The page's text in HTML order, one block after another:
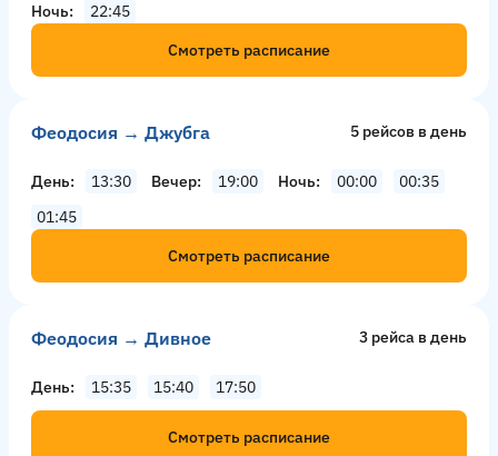
Ночь
22:45
Смотреть расписание
Феодосия → Джубга 5 рейсов в день
День 13:30 Вечер 19:00 Ночь 00:00
00:35
01:45
Смотреть расписание
Феодосия → Дивное 3 рейсa в день
День 15:35 15:40 17:50
Смотреть расписание